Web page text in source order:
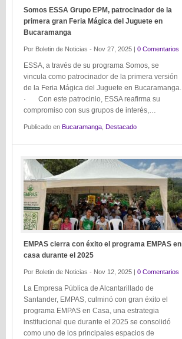
Somos ESSA Grupo EPM, patrocinador de la
primera gran Feria Mágica del Juguete en
Bucaramanga
Por Boletin de Noticias - Nov 27, 2025 | 0 Comentarios
ESSA, a través de su programa Somos, se
vincula como patrocinador de la primera versión
de la Feria Mágica del Juguete en Bucaramanga.
· Con este patrocinio, ESSA reafirma su
compromiso con sus grupos de interés,…
Publicado en Bucaramanga Destacado
EMPAS cierra con éxito el programa EMPAS en
casa durante el 2025
Por Boletin de Noticias - Nov 12, 2025 | 0 Comentarios
La Empresa Pública de Alcantarillado de
Santander, EMPAS, culminó con gran éxito el
programa EMPAS en Casa, una estrategia
institucional que durante el 2025 se consolidó
como uno de los principales espacios de